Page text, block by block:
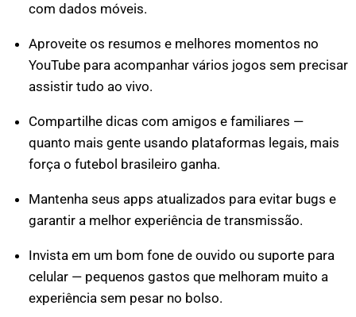
com dados móveis.
Aproveite os resumos e melhores momentos no
YouTube para acompanhar vários jogos sem precisar
assistir tudo ao vivo.
Compartilhe dicas com amigos e familiares —
quanto mais gente usando plataformas legais, mais
força o futebol brasileiro ganha.
Mantenha seus apps atualizados para evitar bugs e
garantir a melhor experiência de transmissão.
Invista em um bom fone de ouvido ou suporte para
celular — pequenos gastos que melhoram muito a
experiência sem pesar no bolso.